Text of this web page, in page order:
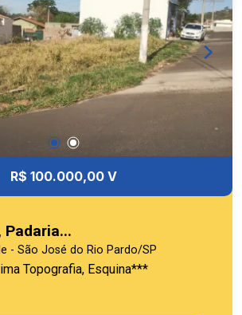
R$ 100.000,00 V
- São José do Rio Pardo/SP
Topografia, Esquina***